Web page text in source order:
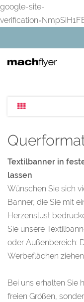
google-site-
Textilbanner in
lassen
Wünschen Sie sich
Banner, die Sie mit
Herzenslust
Sie unsere
oder Außenbereich:
Werbeflächen
Bei uns erhalten Sie
freien Größen,